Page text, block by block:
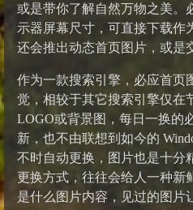
或是带你了解自然万物之美。
示器屏幕尺寸，可直接下载作
还会推出动态首页图片，或是
作为一款搜索引擎，必应首页
觉，相较于其它搜索引擎仅在
LOGO或背景图，每日一换的
新，也不由联想到如今的
不时自动更换，图片也是十分
更换方式，往往会给人一种新
是什么图片内容，见过的图片